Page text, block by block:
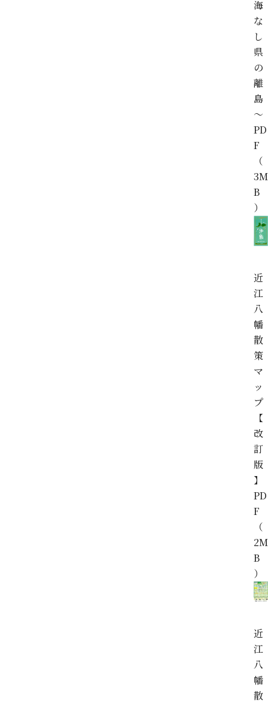
海
な
し
県
の
離
島
～
PD
F
（
3M
B
）
近
江
八
幡
散
策
マ
ッ
プ
【
改
訂
版
】
PD
F
（
2M
B
）
近
江
八
幡
散